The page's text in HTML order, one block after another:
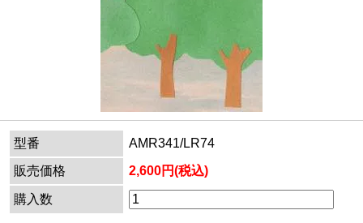
型番
AMR341/LR74
販売価格
2,600円(税込)
購入数